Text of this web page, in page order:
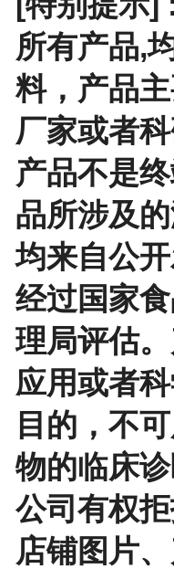
所有产品,
料，产品
厂家或者
产品不是
品所涉及
均来自公
经过国家
理局评估
应用或者
目的，不
物的临床
公司有权
店铺图片